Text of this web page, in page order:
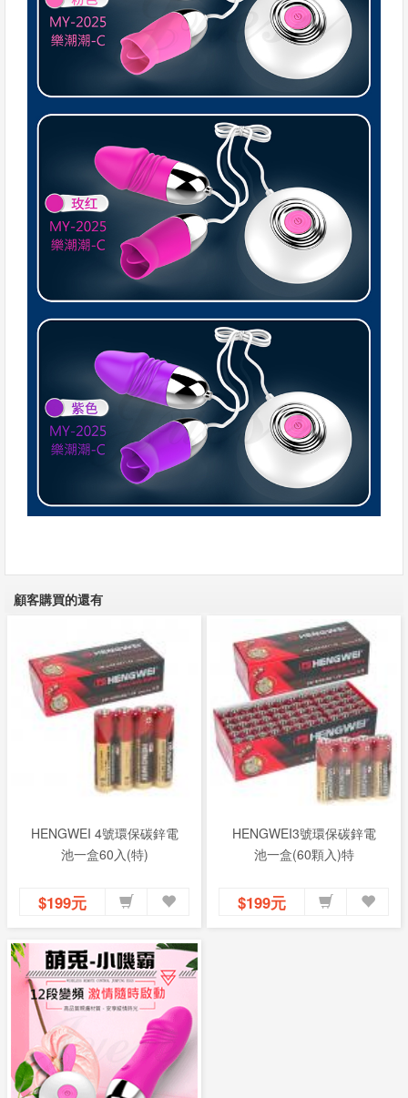
顧客購買的還有
HENGWEI 4號環保碳鋅電
池一盒60入(特)
$199元
HENGWEI3號環保碳鋅電
池一盒(60顆入)特
$199元